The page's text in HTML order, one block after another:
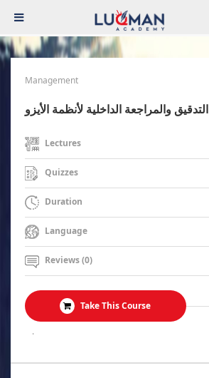
Management
التدقيق والمراجعة الداخلية لأنظمة الأيزو
Lectures
Quizzes
Duration
Language
Reviews (0)
Take This Course
.